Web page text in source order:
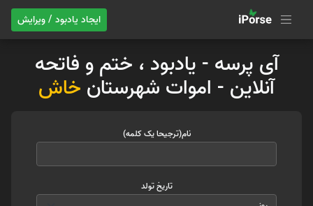
ایجاد یادبود / ویرایش
آی پرسه - یادبود ، ختم و فاتحه
آنلاین - اموات شهرستان خاش
نام(ترجیحا یک کلمه)
تاریخ تولد